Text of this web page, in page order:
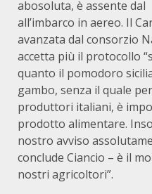
abosoluta, è assente
all’imbarco in aereo. Il
avanzata dal consorzio
accetta più il protocollo
quanto il pomodoro
gambo, senza il quale
produttori italiani, è
prodotto alimentare.
nostro avviso
conclude Ciancio – è il
nostri agricoltori”.